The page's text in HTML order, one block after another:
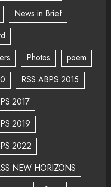
News in Brief
Photos
poem
RSS ABPS 2015
2017
2019
2022
NEW HORIZONS